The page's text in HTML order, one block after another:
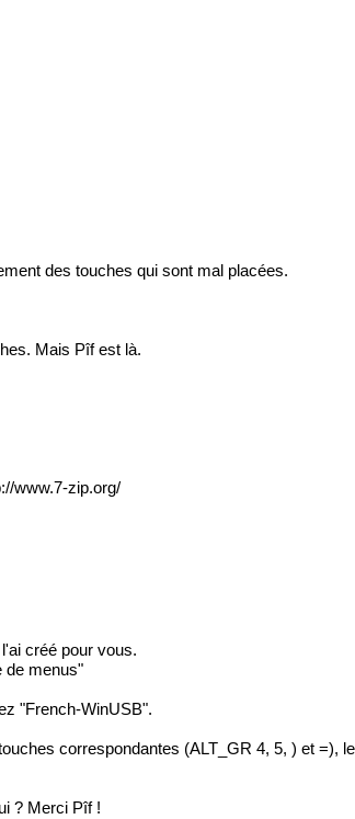
des touches qui sont mal placées.
Mais Pîf est là.
www.7-zip.org/
créé pour vous.
de menus"
"French-WinUSB".
correspondantes (ALT_GR 4, 5, ) et =),
? Merci Pîf !